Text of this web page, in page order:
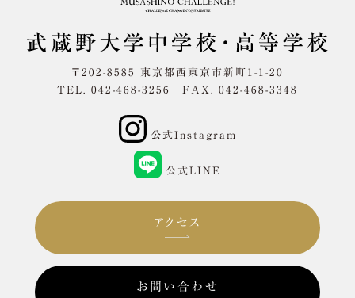
〒202-8585 東京都西東京市新町1-1-20
TEL. 042-468-3256 FAX. 042-468-3348
公式Instagram
公式LINE
アクセス
お問い合わせ